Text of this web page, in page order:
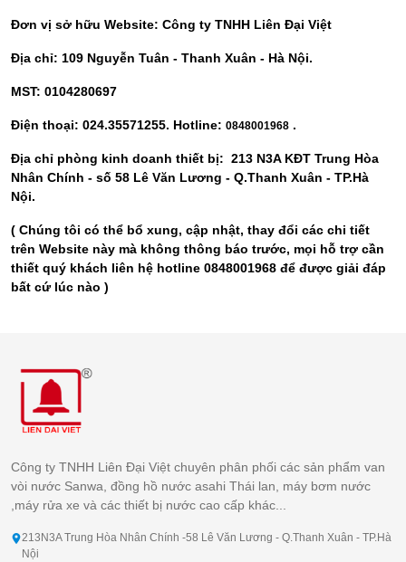
Đơn vị sở hữu Website: Công ty TNHH Liên Đại Việt
Địa chỉ: 109 Nguyễn Tuân - Thanh Xuân - Hà Nội.
MST: 0104280697
Điện thoại: 024.35571255. Hotline: 0848001968 .
Địa chỉ phòng kinh doanh thiết bị: 213 N3A KĐT Trung Hòa
Nhân Chính - số 58 Lê Văn Lương - Q.Thanh Xuân - TP.Hà
Nội.
( Chúng tôi có thể bổ xung, cập nhật, thay đổi các chi tiết
trên Website này mà không thông báo trước, mọi hỗ trợ cần
thiết quý khách liên hệ hotline 0848001968 để được giải đáp
bất cứ lúc nào )
Công ty TNHH Liên Đại Việt chuyên phân phối các sản phẩm van
vòi nước Sanwa, đồng hồ nước asahi Thái lan, máy bơm nước
,máy rửa xe và các thiết bị nước cao cấp khác...
213N3A Trung Hòa Nhân Chính -58 Lê Văn Lương - Q.Thanh Xuân - TP.Hà
Nội